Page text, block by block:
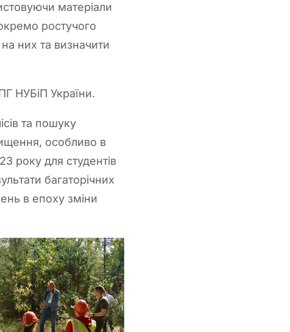
матеріали
ростучого
них та визначити
НУБіП України.
та пошуку
особливо в
року для студентів
багаторічних
в епоху зміни